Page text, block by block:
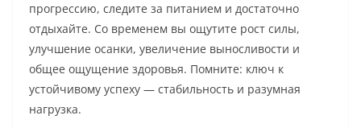
прогрессию, следите за питанием и достаточно
отдыхайте. Со временем вы ощутите рост силы,
улучшение осанки, увеличение выносливости и
общее ощущение здоровья. Помните: ключ к
устойчивому успеху — стабильность и разумная
нагрузка.